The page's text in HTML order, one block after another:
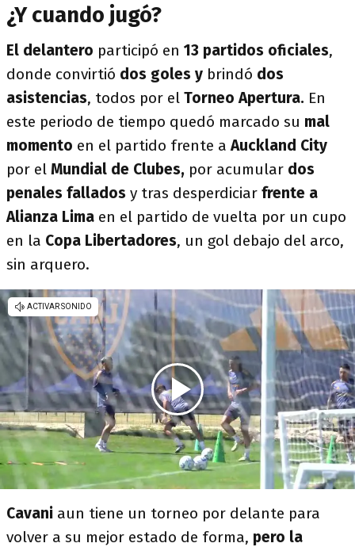
¿Y cuando jugó?
El delantero participó en 13 partidos oficiales,
donde convirtió dos goles y brindó dos
asistencias, todos por el Torneo Apertura. En
este periodo de tiempo quedó marcado su mal
momento en el partido frente a Auckland City
por el Mundial de Clubes, por acumular dos
penales fallados y tras desperdiciar frente a
Alianza Lima en el partido de vuelta por un cupo
en la Copa Libertadores, un gol debajo del arco,
sin arquero.
Cavani aun tiene un torneo por delante para
volver a su mejor estado de forma, pero la